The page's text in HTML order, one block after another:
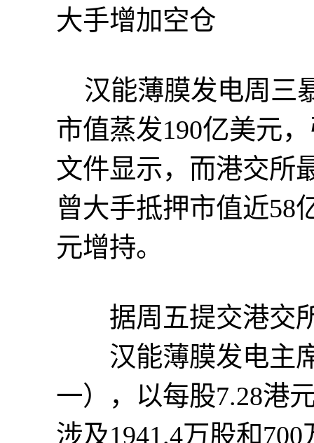
大手增加空仓
汉能薄膜发电周三
市值蒸发190亿美元
文件显示，而港交所
曾大手抵押市值近58
元增持。
据周五提交港交
汉能薄膜发电主席
一），以每股7.28港
涉及1941.4万股和